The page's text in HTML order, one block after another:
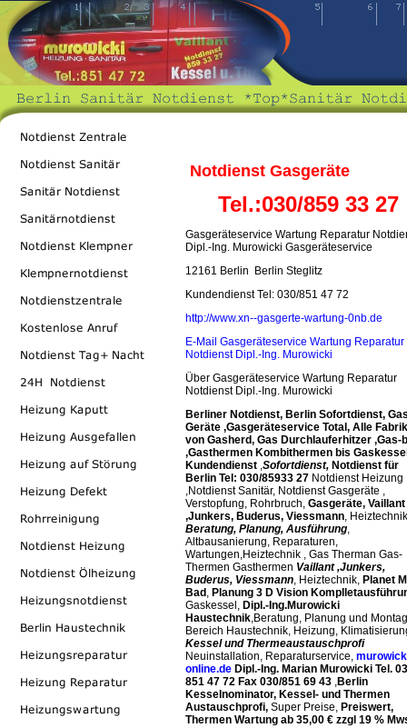
Notdienst Gasgeräte
Tel.:030/859 33 27
Gasgeräteservice Wartung Reparatur
Dipl.-Ing. Murowicki Gasgeräteservice
12161 Berlin Berlin Steglitz
Kundendienst Tel: 030/851 47 72
http://www.xn--gasgerte-wartung-0nb.de
E-Mail Gasgeräteservice Wartung Reparatur
Notdienst Dipl.-Ing. Murowicki
Über Gasgeräteservice Wartung Reparatur
Notdienst Dipl.-Ing. Murowicki
Berliner Notdienst, Berlin Sofortdienst,
Geräte ,Gasgeräteservice Total, Alle
von Gasherd, Gas Durchlauferhitzer ,Gas-
,Gasthermen Kombithermen bis
Kundendienst ,Sofortdienst, Notdienst für
Berlin Tel: 030/85933 27 Notdienst Heizung
,Notdienst Sanitär, Notdienst Gasgeräte ,
Verstopfung, Rohrbruch, Gasgeräte, Vaillant
,Junkers, Buderus, Viessmann,
Beratung, Planung, Ausführung,
Altbausanierung, Reparaturen,
Wartungen,Heiztechnik , Gas Therman Gas-
Thermen Gasthermen Vaillant ,Junkers,
Buderus, Viessmann, Heiztechnik, Planet
Bad , Planung 3 D Vision
Gaskessel, Dipl.-Ing.Murowicki
Haustechnik,Beratung, Planung und
Bereich Haustechnik, Heizung,
Kessel und Thermeaustauschprofi
Neuinstallation, Reparaturservice,
online.de Dipl.-Ing. Marian Murowicki Tel.
851 47 72 Fax 030/851 69 43 ,Berlin
Kesselnominator, Kessel- und Thermen
Austauschprofi, Super Preise, Preiswert,
Thermen Wartung ab 35,00 € zzgl 19 %